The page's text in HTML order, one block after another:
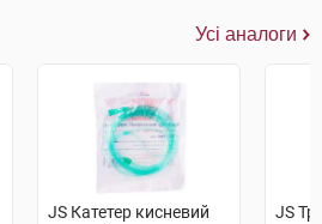
Усі аналоги
JS Катетер кисневий
JS